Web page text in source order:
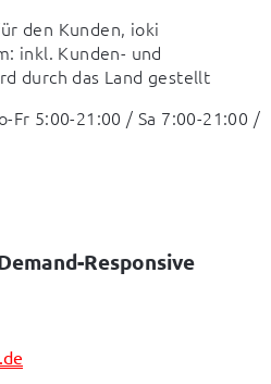
den Kunden, ioki
inkl. Kunden- und
durch das Land gestellt
Fr 5:00-21:00 / Sa 7:00-21:00 /
Responsive